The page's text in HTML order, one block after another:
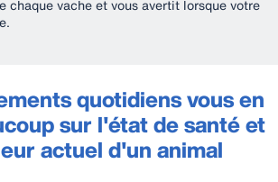
chaque vache et vous avertit lorsque votre
quotidiens vous en
sur l'état de santé et
actuel d'un animal